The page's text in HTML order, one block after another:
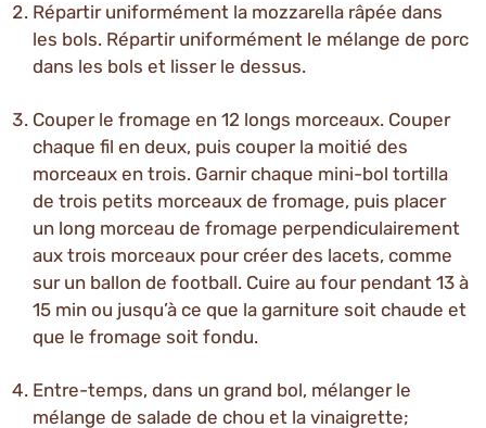
Répartir uniformément la mozzarella râpée dans
les bols. Répartir uniformément le mélange de porc
dans les bols et lisser le dessus.
Couper le fromage en 12 longs morceaux. Couper
chaque fil en deux, puis couper la moitié des
morceaux en trois. Garnir chaque mini-bol tortilla
de trois petits morceaux de fromage, puis placer
un long morceau de fromage perpendiculairement
aux trois morceaux pour créer des lacets, comme
sur un ballon de football. Cuire au four pendant 13 à
15 min ou jusqu’à ce que la garniture soit chaude et
que le fromage soit fondu.
Entre-temps, dans un grand bol, mélanger le
mélange de salade de chou et la vinaigrette;